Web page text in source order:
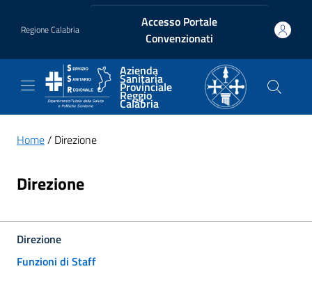
Regione Calabria
Accesso Portale
Convenzionati
Azienda
Sanitaria
Provinciale
Reggio
Calabria
Home/ Direzione
Direzione
Direzione
Funzioni di Staff